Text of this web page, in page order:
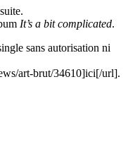
It’s a bit complicated.
sans autorisation ni
art-brut/34610]ici[/url].